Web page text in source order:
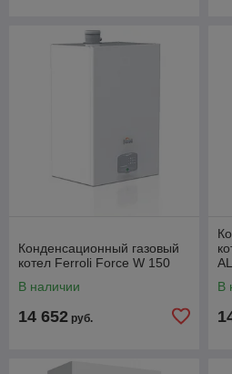
Конденсационный газовый
котел Ferroli Force W 150
В наличии
14 652 руб.
В